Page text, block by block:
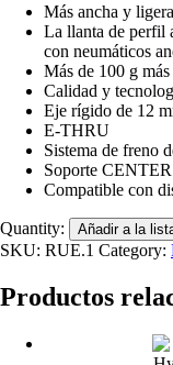
Más ancha y ligera
La llanta de perfil
con neumáticos
Más de 100 g
Calidad y
Eje rígido de 12
E-THRU
Sistema de freno
Soporte
Compatible con
Quantity: Añadir a la
SKU: RUE.1 Category:
Productos